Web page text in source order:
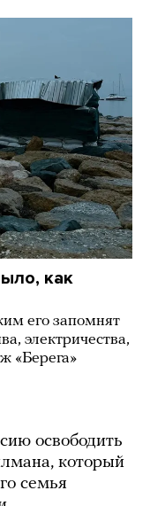
как
его запомнят
электричества,
«Берега»
освободить
который
семья